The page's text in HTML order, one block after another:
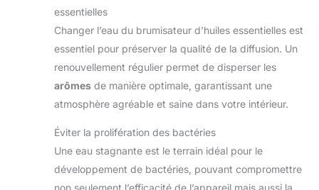
essentielles
Changer l’eau du brumisateur d’huiles essentielles est
essentiel pour préserver la qualité de la diffusion. Un
renouvellement régulier permet de disperser les
arômes de manière optimale, garantissant une
atmosphère agréable et saine dans votre intérieur.
Éviter la prolifération des bactéries
Une eau stagnante est le terrain idéal pour le
développement de bactéries, pouvant compromettre
non seulement l’efficacité de l’appareil mais aussi la